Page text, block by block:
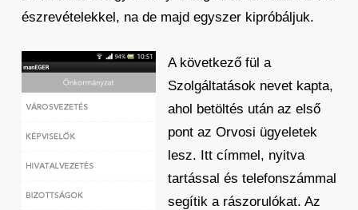
észrevételekkel, na de majd egyszer kipróbáljuk.
A következő fül a
Szolgáltatások nevet kapta,
ahol betöltés után az első
pont az Orvosi ügyeletek
lesz. Itt címmel, nyitva
tartással és telefonszámmal
segítik a rászorulókat. Az